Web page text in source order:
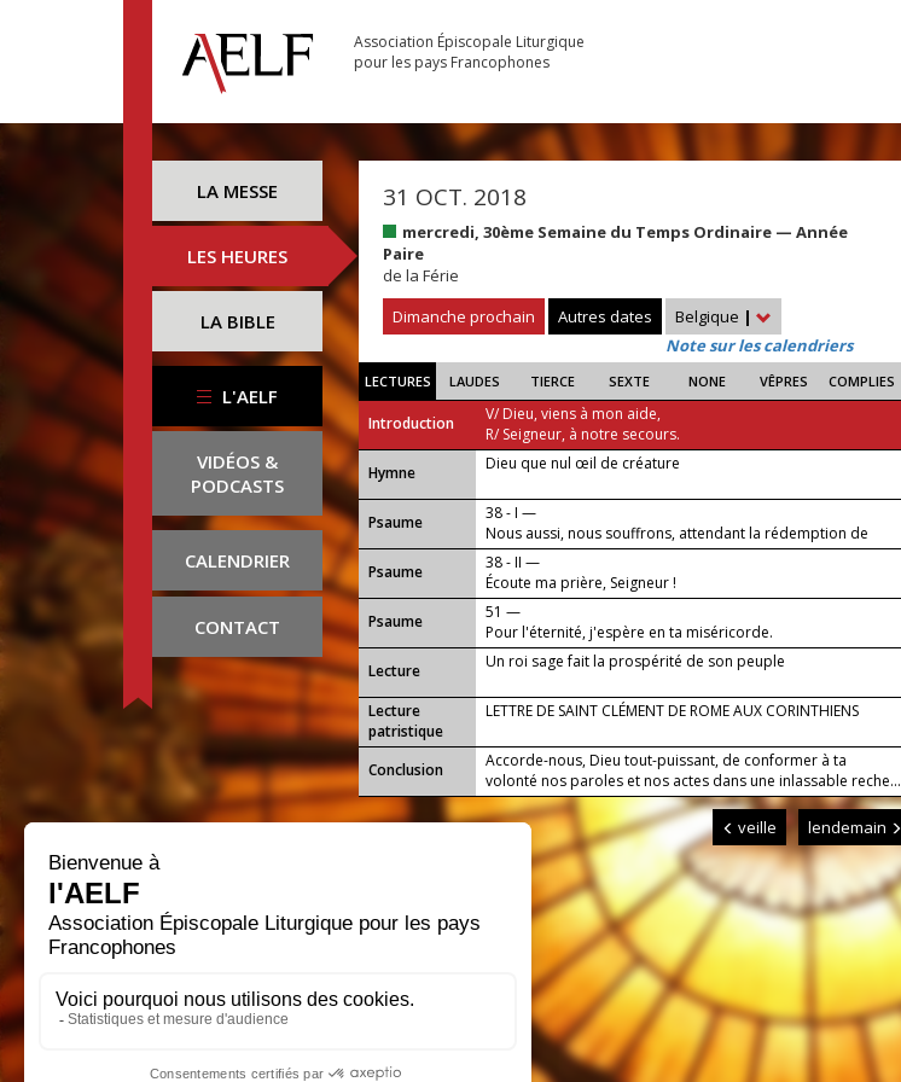
Association Épiscopale Liturgique
pour les pays Francophones
LA MESSE
LES HEURES
LA BIBLE
L'AELF
VIDÉOS &
PODCASTS
CALENDRIER
CONTACT
31 OCT. 2018
mercredi, 30ème Semaine du Temps Ordinaire — Année
Paire
de la Férie
Dimanche prochain
Autres dates Belgique |
Note sur les calendriers
LECTURES LAUDES TIERCE SEXTE NONE VÊPRES COMPLIES
Introduction
V/ Dieu, viens à mon aide,
R/ Seigneur, à notre secours.
...
Hymne Dieu que nul œil de créature
Psaume
38 - I —
Nous aussi, nous souffrons, attendant la rédemption de
notre corps.
Psaume
38 - II —
Écoute ma prière, Seigneur !
Psaume
51 —
Pour l'éternité, j'espère en ta miséricorde.
Lecture
Un roi sage fait la prospérité de son peuple
Lecture
patristique
LETTRE DE SAINT CLÉMENT DE ROME AUX CORINTHIENS
Conclusion
Accorde-nous, Dieu tout-puissant, de conformer à ta
volonté nos paroles et nos actes dans une inlassable reche...
veille lendemain